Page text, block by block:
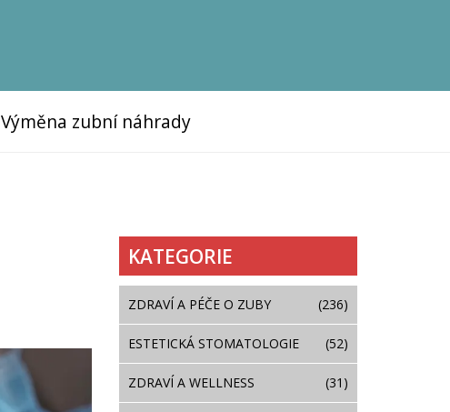
Výměna zubní náhrady
KATEGORIE
ZDRAVÍ A PÉČE O ZUBY (236)
ESTETICKÁ STOMATOLOGIE (52)
ZDRAVÍ A WELLNESS (31)